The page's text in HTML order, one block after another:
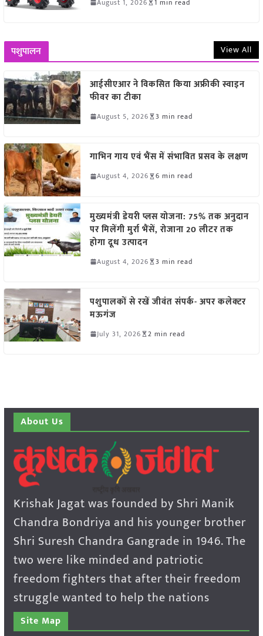
पशुपालन View All
आईसीएआर ने विकसित किया अफ्रीकी स्वाइन
फीवर का टीका
August 5, 2026 3 min read
गाभिन गाय एवं भैंस में संभावित प्रसव के लक्षण
August 4, 2026 6 min read
मुख्यमंत्री डेयरी प्लस योजना: 75% तक अनुदान
पर मिलेंगी मुर्रा भैंसें, रोजाना 20 लीटर तक
होगा दूध उत्पादन
August 4, 2026 3 min read
पशुपालकों से रखें जीवंत संपर्क- अपर कलेक्टर
मऊगंज
July 31, 2026 2 min read
About Us
Krishak Jagat was founded by Shri Manik
Chandra Bondriya and his younger brother
Shri Suresh Chandra Gangrade in 1946. The
two were like minded and patriotic
freedom fighters that after their freedom
struggle wanted to help the nations
Site Map